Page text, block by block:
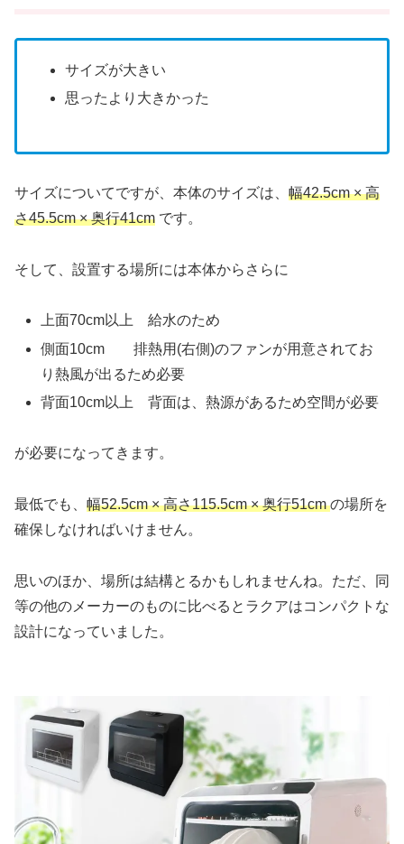
サイズが大きい
思ったより大きかった
サイズについてですが、本体のサイズは、 幅42.5cm × 高
さ45.5cm × 奥行41cm です。
そして、設置する場所には本体からさらに
上面70cm以上 給水のため
側面10cm 排熱用(右側)のファンが用意されてお
り熱風が出るため必要
背面10cm以上 背面は、熱源があるため空間が必要
が必要になってきます。
最低でも、 幅52.5cm × 高さ115.5cm × 奥行51cmの場所を
確保しなければいけません。
思いのほか、場所は結構とるかもしれませんね。ただ、同
等の他のメーカーのものに比べるとラクアはコンパクトな
設計になっていました。